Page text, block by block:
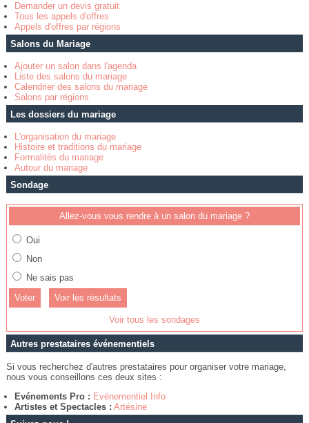
Demander un devis gratuit
Tous les appels d'offres
Appels d'offres par régions
Salons du Mariage
Ajouter un salon dans l'agenda
Liste des salons du mariage
Calendrier des salons du mariage
Salons par régions
Les dossiers du mariage
L'organisation du mariage
Histoire et traditions du mariage
Formalités du mariage
Autour du mariage
Sondage
Allez-vous vous rendre à un salon du mariage ?
Oui
Non
Ne sais pas
Voir les résultats
Voir tous les sondages
Autres prestataires événementiels
Si vous recherchez d'autres prestataires pour organiser votre mariage,
nous vous conseillons ces deux sites :
Evénements Pro : Evénementiel Info
Artistes et Spectacles : Artésine